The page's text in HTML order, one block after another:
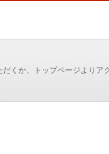
くか、トップページよりア